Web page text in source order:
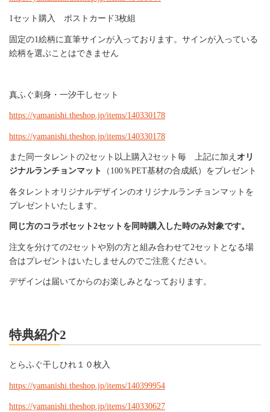
1セット購入 ポストカード3枚組
固定の1絵柄に直筆サインが入っております。サインが入っている
絵柄を選ぶことはできません
真ふぐ刺身・一汐干しセット
https://yamanishi.theshop.jp/items/140330178
https://yamanishi.theshop.jp/items/140330178
また同一タレントの2セット以上購入2セット毎 上記に加え オリ
ジナルランチョンマット
（100％PET基材の合成紙）をプレゼント
各タレントオリジナルデザインのオリジナルランチョンマットを
プレゼントいたします。
同じ方のコラボセット2セットを同時購入した時のみ対象です。
注文を分けての2セットや別の方と組み合わせて2セットとなる場
合はプレゼントはいたしませんのでご注意ください。
デザインは届いてからのお楽しみとなっております。
特典紹介2
とらふぐ干しひれ１０枚入
https://yamanishi.theshop.jp/items/140399954
https://yamanishi.theshop.jp/items/140330627